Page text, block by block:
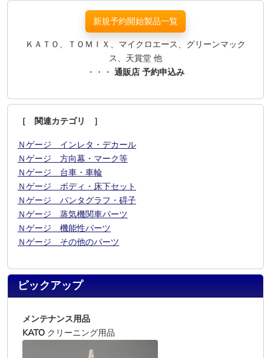
新規予約開始製品一覧
ＫＡＴＯ、ＴＯＭＩＸ、マイクロエース、グリーンマック
ス、天賞堂 他
・・・ 通販店 予約申込み
［ 関連カテゴリ ］
Ｎゲージ インレタ・デカール
Ｎゲージ 方向幕・マーク等
Ｎゲージ 台車・車輪
Ｎゲージ ボディ・床下セット
Ｎゲージ パンタグラフ・碍子
Ｎゲージ 蒸気機関車パーツ
Ｎゲージ 機能性パーツ
Ｎゲージ その他のパーツ
ピックアップ
メンテナンス用品
KATO クリーニング用品